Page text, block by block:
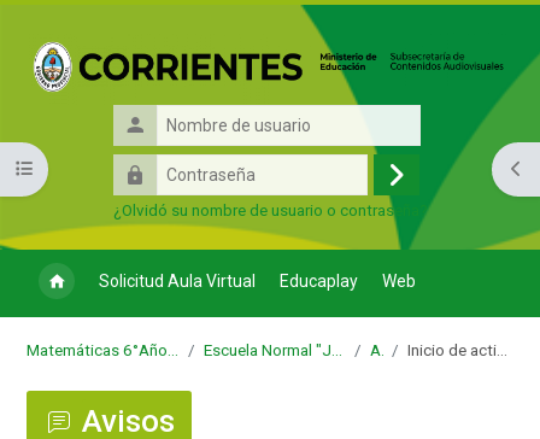
Nombre
de
usuario
Contraseña
Acceder
¿Olvidó su nombre de usuario o contraseña?
Solicitud Aula Virtual Educaplay Web
Abrir índice del curso
Inicio de actividades en el aula virtual
Avisos